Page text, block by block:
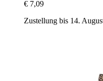
€ 7,09
Zustellung bis 14.